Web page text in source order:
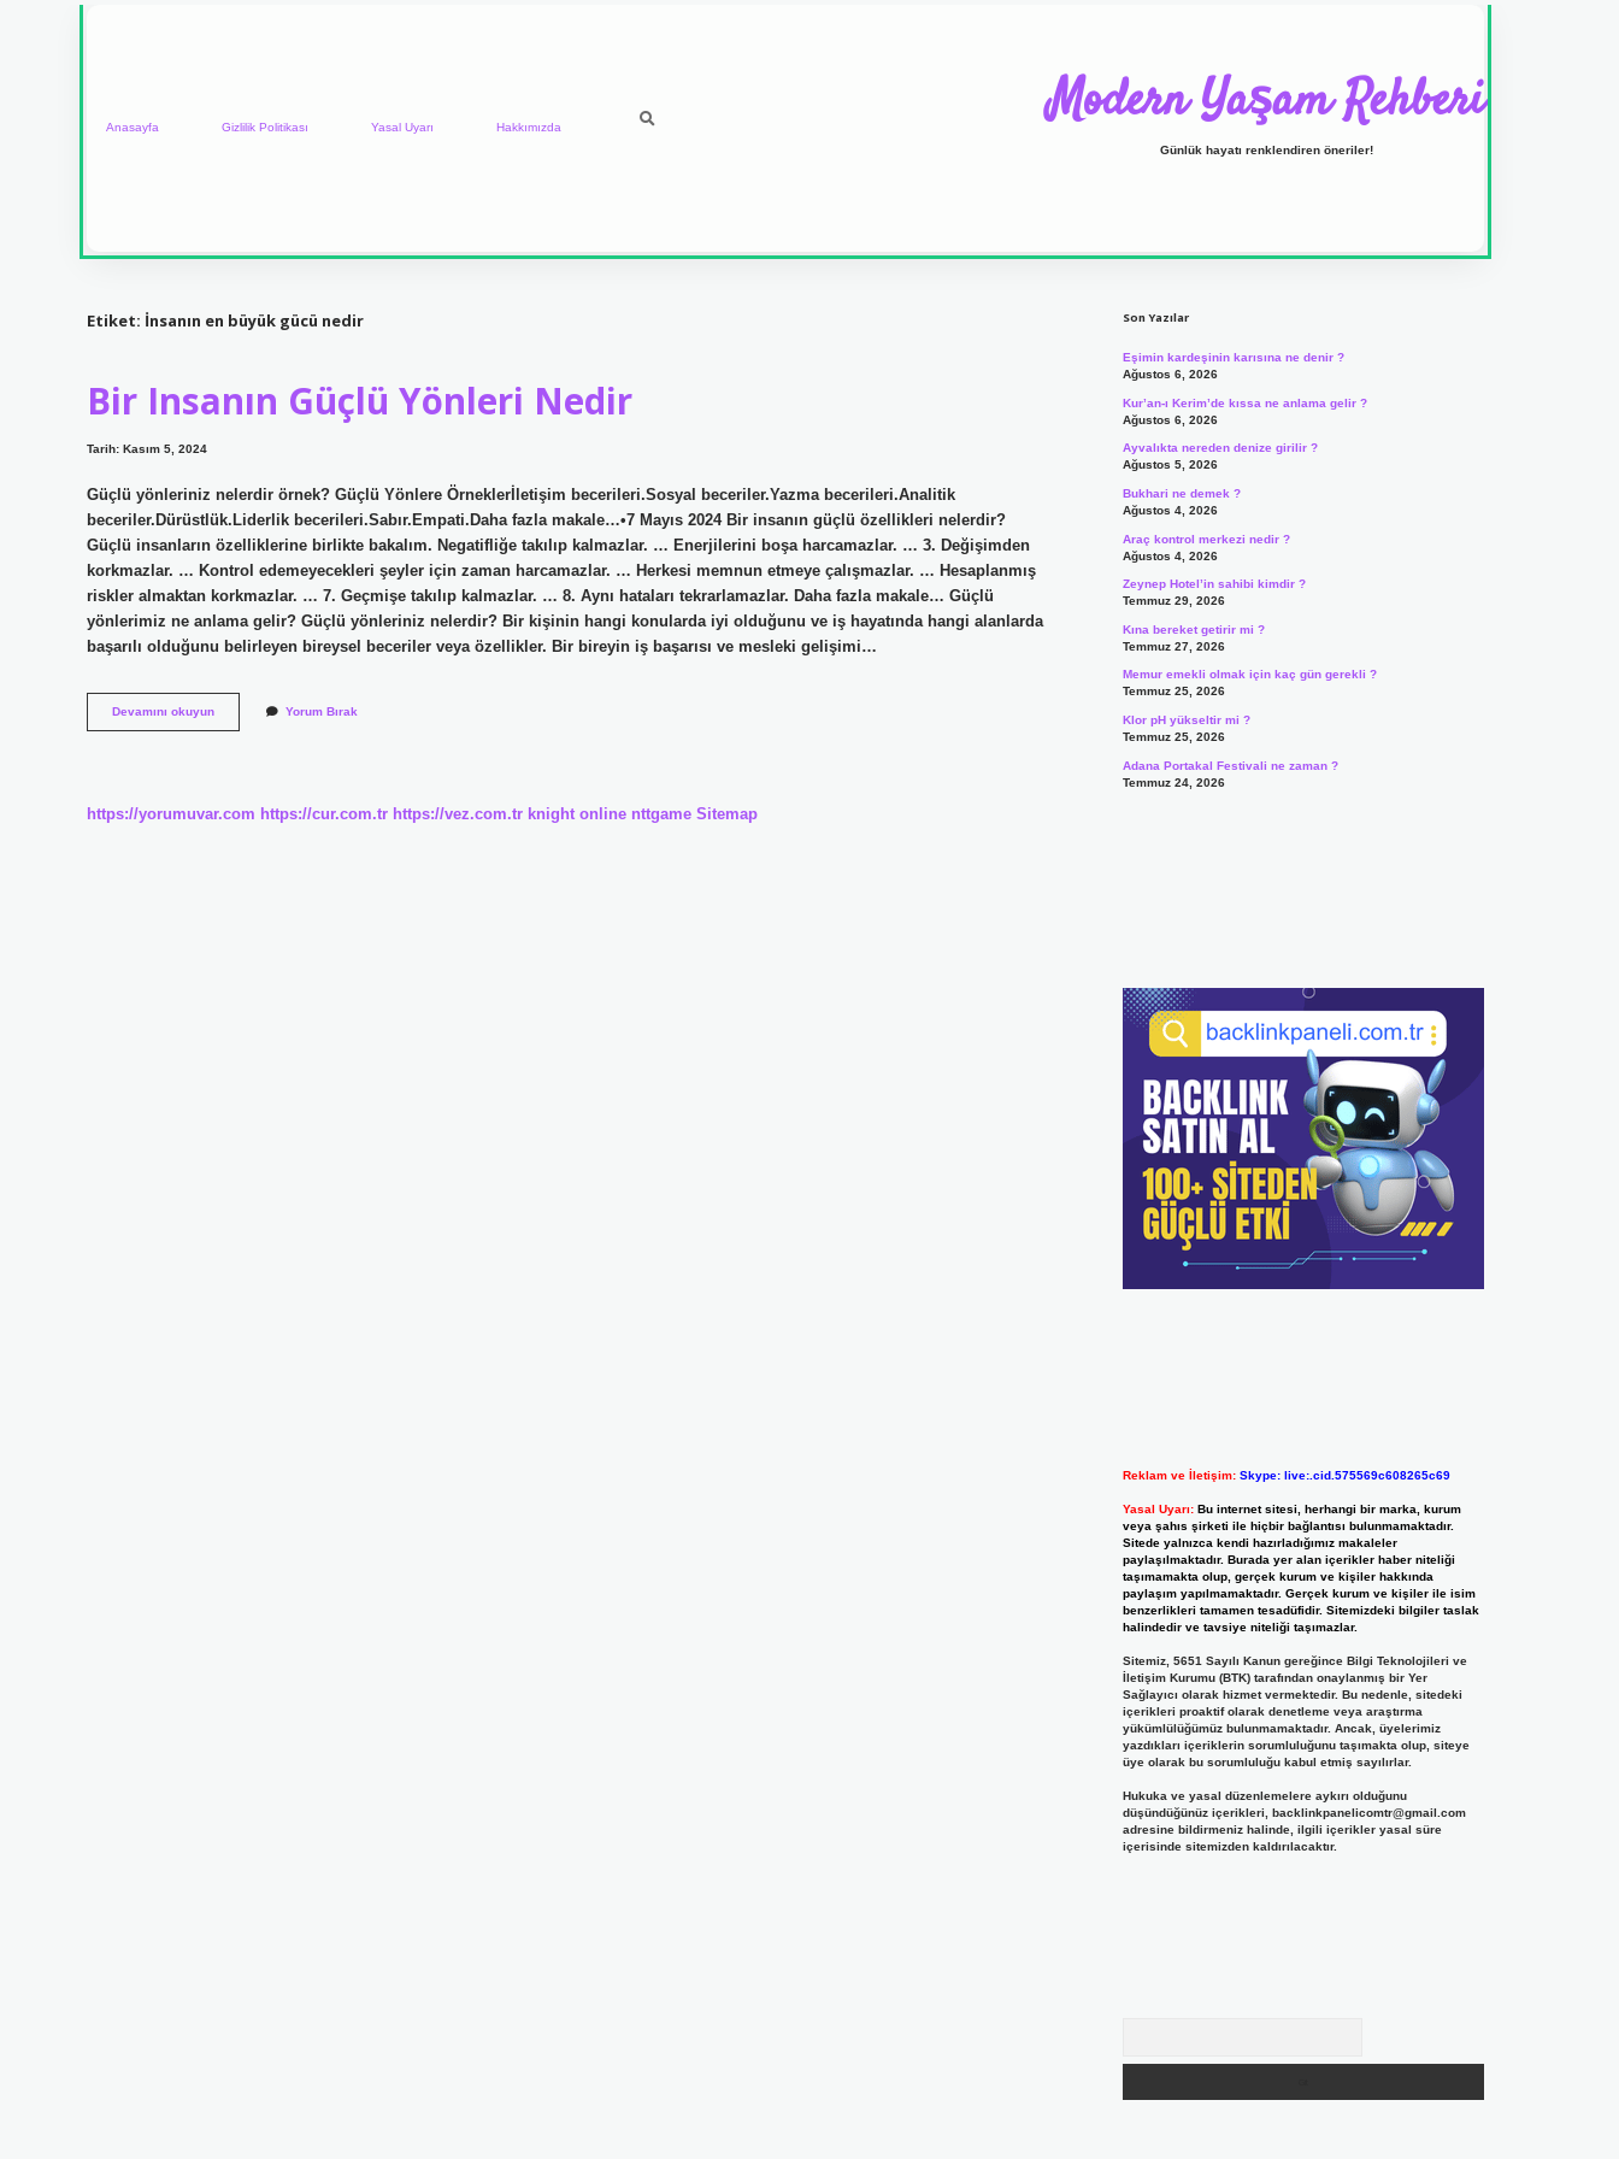
Anasayfa Gizlilik Politikası Yasal Uyarı Hakkımızda Modern Yaşam Rehberi
Günlük hayatı renklendiren öneriler!
Etiket: İnsanın en büyük gücü nedir
Bir Insanın Güçlü Yönleri Nedir
Tarih: Kasım 5, 2024
Güçlü yönleriniz nelerdir örnek? Güçlü Yönlere Örneklerİletişim becerileri.Sosyal beceriler.Yazma becerileri.Analitik
beceriler.Dürüstlük.Liderlik becerileri.Sabır.Empati.Daha fazla makale…•7 Mayıs 2024 Bir insanın güçlü özellikleri nelerdir?
Güçlü insanların özelliklerine birlikte bakalım. Negatifliğe takılıp kalmazlar. … Enerjilerini boşa harcamazlar. … 3. Değişimden
korkmazlar. … Kontrol edemeyecekleri şeyler için zaman harcamazlar. … Herkesi memnun etmeye çalışmazlar. … Hesaplanmış
riskler almaktan korkmazlar. … 7. Geçmişe takılıp kalmazlar. … 8. Aynı hataları tekrarlamazlar. Daha fazla makale… Güçlü
yönlerimiz ne anlama gelir? Güçlü yönleriniz nelerdir? Bir kişinin hangi konularda iyi olduğunu ve iş hayatında hangi alanlarda
başarılı olduğunu belirleyen bireysel beceriler veya özellikler. Bir bireyin iş başarısı ve mesleki gelişimi…
Devamını okuyunBir
Insanın
Yorum Bırak
https://yorumuvar.com https://cur.com.tr https://vez.com.tr knight online nttgame Sitemap
Son Yazılar
Eşimin kardeşinin karısına ne denir ?
Ağustos 6, 2026
Kur’an-ı Kerim’de kıssa ne anlama gelir ?
Ağustos 6, 2026
Ayvalıkta nereden denize girilir ?
Ağustos 5, 2026
Bukhari ne demek ?
Ağustos 4, 2026
Araç kontrol merkezi nedir ?
Ağustos 4, 2026
Zeynep Hotel’in sahibi kimdir ?
Temmuz 29, 2026
Kına bereket getirir mi ?
Temmuz 27, 2026
Memur emekli olmak için kaç gün gerekli ?
Temmuz 25, 2026
Klor pH yükseltir mi ?
Temmuz 25, 2026
Adana Portakal Festivali ne zaman ?
Temmuz 24, 2026
Reklam ve İletişim: Skype: live:.cid.575569c608265c69
Yasal Uyarı: Bu internet sitesi, herhangi bir marka, kurum
veya şahıs şirketi ile hiçbir bağlantısı bulunmamaktadır.
Sitede yalnızca kendi hazırladığımız makaleler
paylaşılmaktadır. Burada yer alan içerikler haber niteliği
taşımamakta olup, gerçek kurum ve kişiler hakkında
paylaşım yapılmamaktadır. Gerçek kurum ve kişiler ile isim
benzerlikleri tamamen tesadüfidir. Sitemizdeki bilgiler taslak
halindedir ve tavsiye niteliği taşımazlar.
Sitemiz, 5651 Sayılı Kanun gereğince Bilgi Teknolojileri ve
İletişim Kurumu (BTK) tarafından onaylanmış bir Yer
Sağlayıcı olarak hizmet vermektedir. Bu nedenle, sitedeki
içerikleri proaktif olarak denetleme veya araştırma
yükümlülüğümüz bulunmamaktadır. Ancak, üyelerimiz
yazdıkları içeriklerin sorumluluğunu taşımakta olup, siteye
üye olarak bu sorumluluğu kabul etmiş sayılırlar.
Hukuka ve yasal düzenlemelere aykırı olduğunu
düşündüğünüz içerikleri, backlinkpanelicomtr@gmail.com
adresine bildirmeniz halinde, ilgili içerikler yasal süre
içerisinde sitemizden kaldırılacaktır.
ilbet yeni giriş adresi